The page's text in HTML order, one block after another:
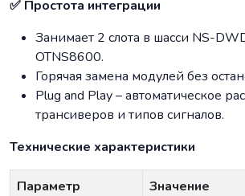
✅ Простота интеграции
Занимает 2 слота в шасси NS-
OTNS8600.
Горячая замена модулей без
Plug and Play – автоматическое
трансиверов и типов сигналов.
Технические характеристики
Параметр
Значение